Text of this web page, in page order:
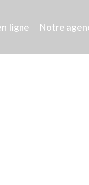
ligne Notre